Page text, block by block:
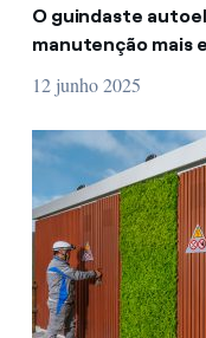
O guindaste
manutenção mais
12 junho 2025